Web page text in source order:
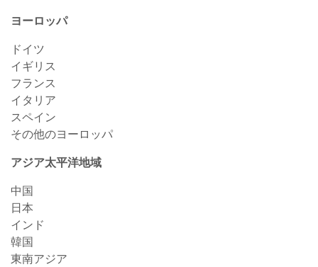
ヨーロッパ
ドイツ
イギリス
フランス
イタリア
スペイン
その他のヨーロッパ
アジア太平洋地域
中国
日本
インド
韓国
東南アジア